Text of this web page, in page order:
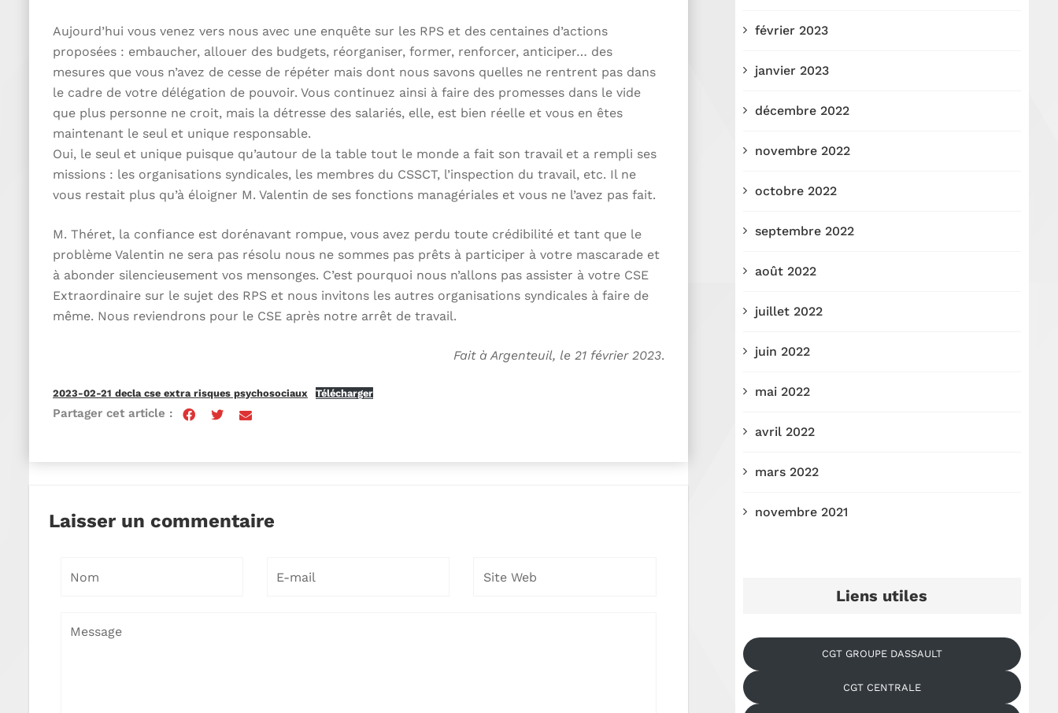
Aujourd’hui vous venez vers nous avec une enquête sur les RPS et des centaines d’actions
proposées : embaucher, allouer des budgets, réorganiser, former, renforcer, anticiper… des
mesures que vous n’avez de cesse de répéter mais dont nous savons quelles ne rentrent pas dans
le cadre de votre délégation de pouvoir. Vous continuez ainsi à faire des promesses dans le vide
que plus personne ne croit, mais la détresse des salariés, elle, est bien réelle et vous en êtes
maintenant le seul et unique responsable.
Oui, le seul et unique puisque qu’autour de la table tout le monde a fait son travail et a rempli ses
missions : les organisations syndicales, les membres du CSSCT, l’inspection du travail, etc. Il ne
vous restait plus qu’à éloigner M. Valentin de ses fonctions managériales et vous ne l’avez pas fait.
M. Théret, la confiance est dorénavant rompue, vous avez perdu toute crédibilité et tant que le
problème Valentin ne sera pas résolu nous ne sommes pas prêts à participer à votre mascarade et
à abonder silencieusement vos mensonges. C’est pourquoi nous n’allons pas assister à votre CSE
Extraordinaire sur le sujet des RPS et nous invitons les autres organisations syndicales à faire de
même. Nous reviendrons pour le CSE après notre arrêt de travail.
Fait à Argenteuil, le 21 février 2023.
2023-02-21 decla cse extra risques psychosociaux Télécharger
Partager cet article :
Laisser un commentaire
février 2023
janvier 2023
décembre 2022
novembre 2022
octobre 2022
septembre 2022
août 2022
juillet 2022
juin 2022
mai 2022
avril 2022
mars 2022
novembre 2021
Liens utiles
CGT GROUPE DASSAULT
CGT CENTRALE